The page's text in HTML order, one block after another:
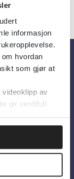
informasjon
hvordan
som gjør at
videoklipp av
gir verdifull